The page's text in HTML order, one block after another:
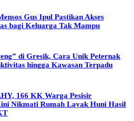
Gus Ipul Pastikan Akses
bagi Keluarga Tak Mampu
di Gresik, Cara Unik Peternak
hingga Kawasan Terpadu
166 KK Warga Pesisir
Nikmati Rumah Layak Huni Hasil